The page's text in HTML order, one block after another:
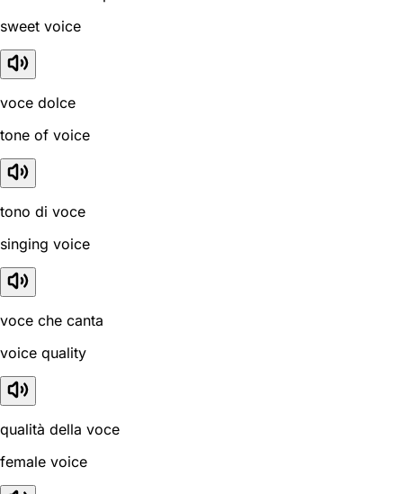
sweet voice
voce dolce
tone of voice
tono di voce
singing voice
voce che canta
voice quality
qualità della voce
female voice